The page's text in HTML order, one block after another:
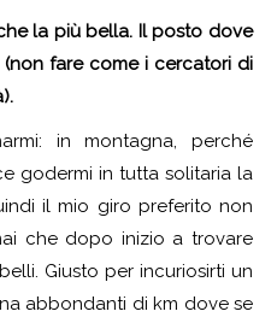
la più bella. Il posto dove
fare come i cercatori di
in montagna, perché
godermi in tutta solitaria la
il mio giro preferito non
che dopo inizio a trovare
Giusto per incuriosirti un
abbondanti di km dove se